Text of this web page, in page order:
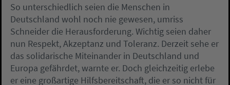
So unterschiedlich seien die Menschen in
Deutschland wohl noch nie gewesen, umriss
Schneider die Herausforderung. Wichtig seien daher
nun Respekt, Akzeptanz und Toleranz. Derzeit sehe er
das solidarische Miteinander in Deutschland und
Europa gefährdet, warnte er. Doch gleichzeitig erlebe
er eine großartige Hilfsbereitschaft, die er so nicht für